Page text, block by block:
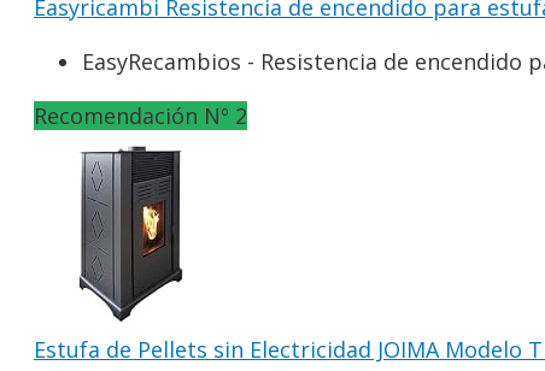
Easyricambi Resistencia de encendido para
EasyRecambios - Resistencia de encendido
Recomendación Nº 2
Estufa de Pellets sin Electricidad JOIMA Modelo